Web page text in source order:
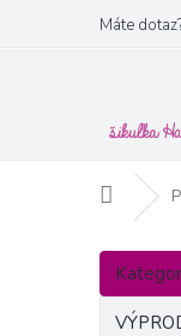
obsah
Máte
Domů
P
s
Přeskočit
kategorie